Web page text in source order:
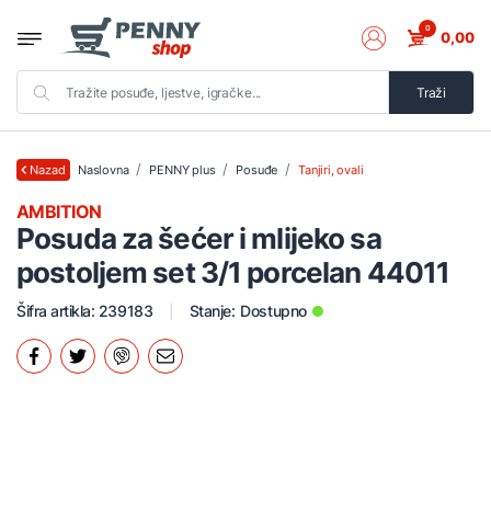
Traži
0 0,00
Nazad Naslovna PENNY plus Posuđe Tanjiri, ovali
Posuda za šećer i mlijeko sa
postoljem set 3/1 porcelan 44011
AMBITION
Šifra artikla: 239183 Stanje: Dostupno